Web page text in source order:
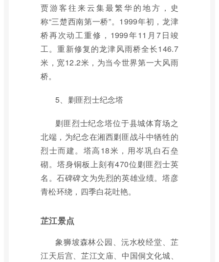
贾游客往来云集最繁华的地方，史
称“三楚西南第一桥”。1999年初，龙津
桥再次动工重修，1999年11月7日竣
工。重新修复的龙津风雨桥全长146.7
米，宽12.2米，为当今世界第一大风雨
桥。
5、剿匪烈士纪念塔
剿匪烈士纪念塔位于县城体育场之
北端，为纪念在湘西剿匪战斗中牺牲的
烈士而建。塔高18米，用岑巩白石垒
砌。塔身铜板上刻有470位剿匪烈士英
名。石碑碑文为先烈的英雄业绩。塔彦
青松环绕，四季白花吐艳。
芷江景点
象狮坡森林公园、沅水校经堂、芷
江天后宫、芷江文庙、中国侗文化城、